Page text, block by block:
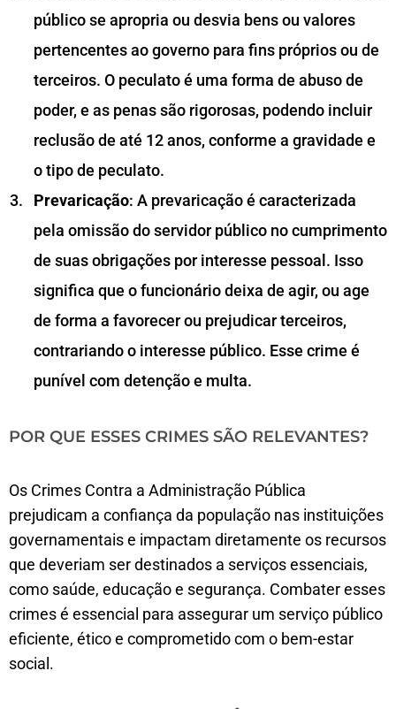
público se apropria ou desvia bens ou valores
pertencentes ao governo para fins próprios ou de
terceiros. O peculato é uma forma de abuso de
poder, e as penas são rigorosas, podendo incluir
reclusão de até 12 anos, conforme a gravidade e
o tipo de peculato.
Prevaricação: A prevaricação é caracterizada
pela omissão do servidor público no cumprimento
de suas obrigações por interesse pessoal. Isso
significa que o funcionário deixa de agir, ou age
de forma a favorecer ou prejudicar terceiros,
contrariando o interesse público. Esse crime é
punível com detenção e multa.
POR QUE ESSES CRIMES SÃO RELEVANTES?
Os Crimes Contra a Administração Pública
prejudicam a confiança da população nas instituições
governamentais e impactam diretamente os recursos
que deveriam ser destinados a serviços essenciais,
como saúde, educação e segurança. Combater esses
crimes é essencial para assegurar um serviço público
eficiente, ético e comprometido com o bem-estar
social.